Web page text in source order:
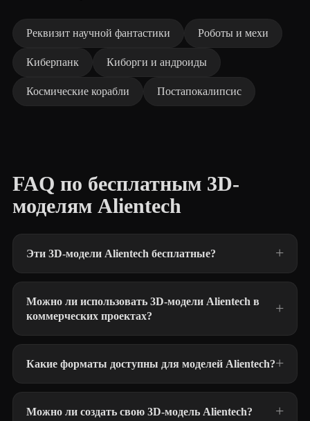
Реквизит научной фантастики Роботы и мехи
Киберпанк Киборги и андроиды
Космические корабли Постапокалипсис
FAQ по бесплатным 3D-
моделям Alientech
Эти 3D-модели Alientech бесплатные?
Можно ли использовать 3D-модели Alientech в
коммерческих проектах?
Какие форматы доступны для моделей Alientech?
Можно ли создать свою 3D-модель Alientech?